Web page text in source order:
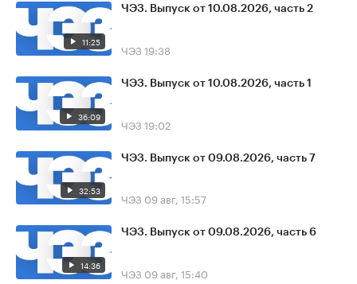
11:25
ЧЭЗ. Выпуск от 10.08.2026, часть 2
ЧЭЗ 19:38
36:09
ЧЭЗ. Выпуск от 10.08.2026, часть 1
ЧЭЗ 19:02
32:53
ЧЭЗ. Выпуск от 09.08.2026, часть 7
ЧЭЗ 09 авг, 15:57
14:36
ЧЭЗ. Выпуск от 09.08.2026, часть 6
ЧЭЗ 09 авг, 15:40